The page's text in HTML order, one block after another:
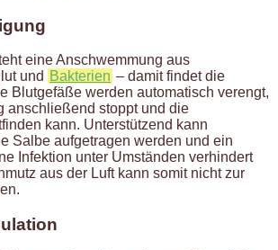
eine Anschwemmung aus
und Bakterien – damit findet die
Blutgefäße werden automatisch verengt,
anschließend stoppt und die
kann. Unterstützend kann
Salbe aufgetragen werden und ein
Infektion unter Umständen verhindert
aus der Luft kann somit nicht zur